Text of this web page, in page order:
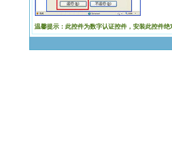
温馨提示：此控件为数字认证控件，安装此控件